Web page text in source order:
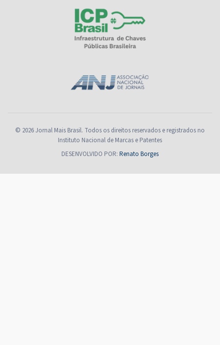
© 2026 Jornal Mais Brasil. Todos os direitos reservados e registrados no
Instituto Nacional de Marcas e Patentes
DESENVOLVIDO POR: Renato Borges